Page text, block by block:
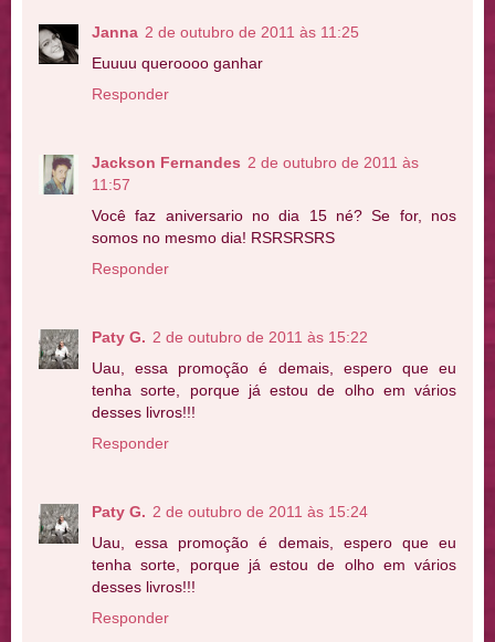
Janna 2 de outubro de 2011 às 11:25
Euuuu queroooo ganhar
Responder
Jackson Fernandes 2 de outubro de 2011 às
11:57
Você faz aniversario no dia 15 né? Se for, nos
somos no mesmo dia! RSRSRSRS
Responder
Paty G. 2 de outubro de 2011 às 15:22
Uau, essa promoção é demais, espero que eu
tenha sorte, porque já estou de olho em vários
desses livros!!!
Responder
Paty G. 2 de outubro de 2011 às 15:24
Uau, essa promoção é demais, espero que eu
tenha sorte, porque já estou de olho em vários
desses livros!!!
Responder